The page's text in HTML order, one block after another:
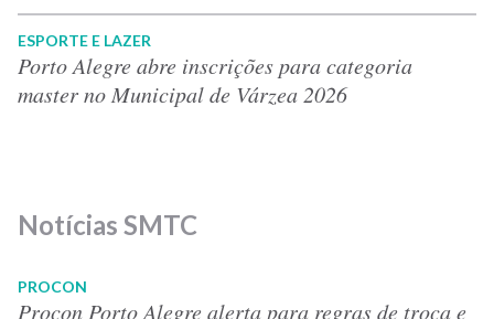
ESPORTE E LAZER
Porto Alegre abre inscrições para categoria
master no Municipal de Várzea 2026
Notícias SMTC
PROCON
Procon Porto Alegre alerta para regras de troca e